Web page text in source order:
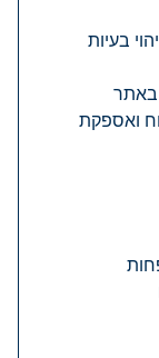
בעיות
באתר
ואספקת